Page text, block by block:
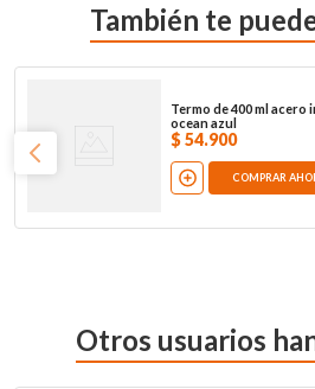
También te
Termo de 400 ml acero
ocean azul
$ 54.900
COMPRAR
Otros usuarios